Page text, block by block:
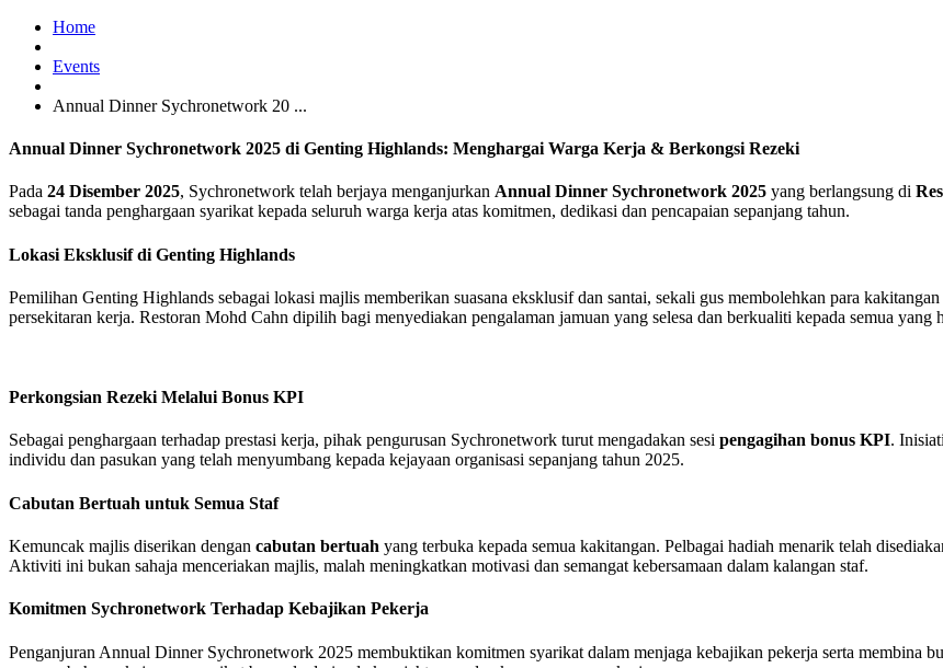
Home
Events
Annual Dinner Sychronetwork 20 ...
Annual Dinner Sychronetwork 2025 di Genting Highlands: Menghargai Warga Kerja & Berkongsi Rezeki
Pada 24 Disember 2025, Sychronetwork telah berjaya menganjurkan Annual Dinner Sychronetwork 2025 yang berlangsung di
sebagai tanda penghargaan syarikat kepada seluruh warga kerja atas komitmen, dedikasi dan pencapaian sepanjang tahun.
Lokasi Eksklusif di Genting Highlands
Pemilihan Genting Highlands sebagai lokasi majlis memberikan suasana eksklusif dan santai, sekali gus membolehkan para
persekitaran kerja. Restoran Mohd Cahn dipilih bagi menyediakan pengalaman jamuan yang selesa dan berkualiti kepada semua yang
Perkongsian Rezeki Melalui Bonus KPI
Sebagai penghargaan terhadap prestasi kerja, pihak pengurusan Sychronetwork turut mengadakan sesi pengagihan bonus KPI.
individu dan pasukan yang telah menyumbang kepada kejayaan organisasi sepanjang tahun 2025.
Cabutan Bertuah untuk Semua Staf
Kemuncak majlis diserikan dengan cabutan bertuah yang terbuka kepada semua kakitangan. Pelbagai hadiah menarik telah
Aktiviti ini bukan sahaja menceriakan majlis, malah meningkatkan motivasi dan semangat kebersamaan dalam kalangan staf.
Komitmen Sychronetwork Terhadap Kebajikan Pekerja
Penganjuran Annual Dinner Sychronetwork 2025 membuktikan komitmen syarikat dalam menjaga kebajikan pekerja serta membina